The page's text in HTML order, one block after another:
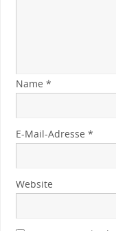
Name *
E-Mail-Adresse *
Website